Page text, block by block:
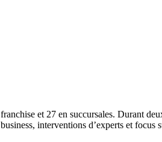
et 27 en succursales. Durant
interventions d’experts et focus